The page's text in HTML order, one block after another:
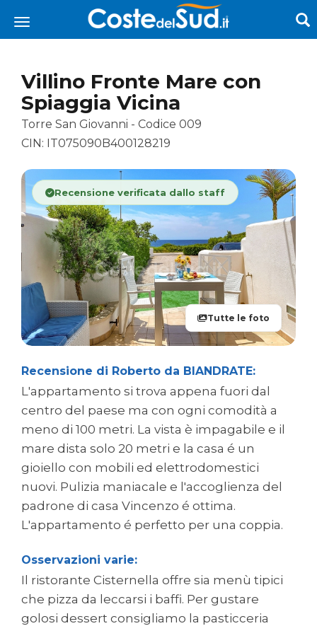
Villino Fronte Mare con
Spiaggia Vicina
Torre San Giovanni - Codice 009
CIN: IT075090B400128219
Recensione verificata dallo staff
Tutte le foto
Recensione di Roberto da BIANDRATE:
L'appartamento si trova appena fuori dal
centro del paese ma con ogni comodità a
meno di 100 metri. La vista è impagabile e il
mare dista solo 20 metri e la casa é un
gioiello con mobili ed elettrodomestici
nuovi. Pulizia maniacale e l'accoglienza del
padrone di casa Vincenzo é ottima.
L'appartamento é perfetto per una coppia.
Osservazioni varie:
Il ristorante Cisternella offre sia menù tipici
che pizza da leccarsi i baffi. Per gustare
golosi dessert consigliamo la pasticceria